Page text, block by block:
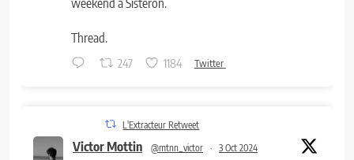
Thread.
247 1184 Twitter
L'Extracteur Retweet
Victor Mottin @mtnn_victor · 3 Oct 2024